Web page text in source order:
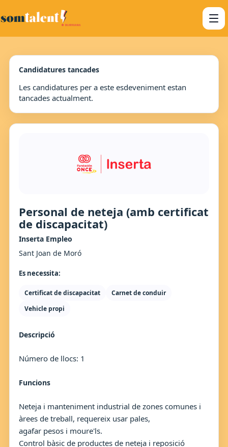
Candidatures tancades
Les candidatures per a este esdeveniment estan
tancades actualment.
Personal de neteja (amb certificat
de discapacitat)
Inserta Empleo
Sant Joan de Moró
Es necessita:
Certificat de discapacitat
Carnet de conduir
Vehicle propi
Descripció
Número de llocs: 1
Funcions
Neteja i manteniment industrial de zones comunes i
àrees de treball, requereix usar pales,
agafar pesos i moure'ls.
Control bàsic de productes de neteja i reposició